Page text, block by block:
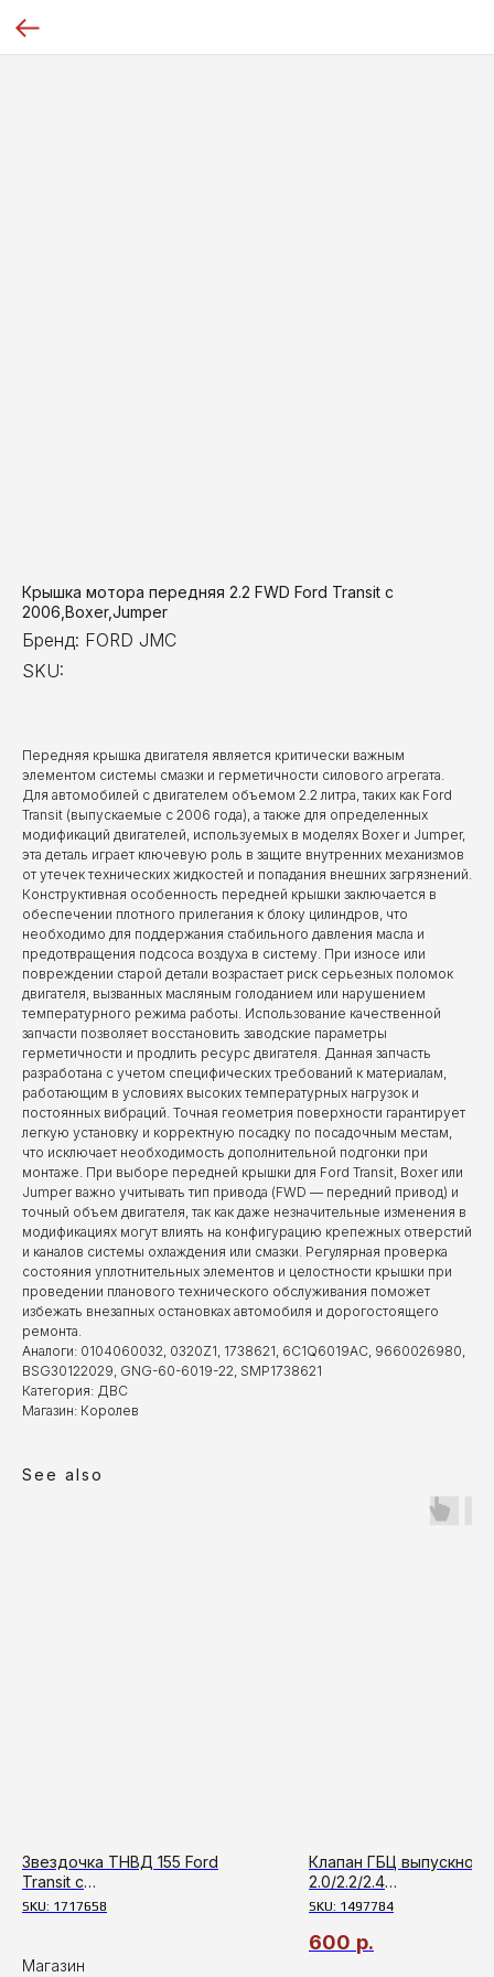
Крышка мотора передняя 2.2 FWD Ford Transit с
2006,Boxer,Jumper
Бренд: FORD JMC
SKU:
Передняя крышка двигателя является критически важным
элементом системы смазки и герметичности силового агрегата.
Для автомобилей с двигателем объемом 2.2 литра, таких как Ford
Transit (выпускаемые с 2006 года), а также для определенных
модификаций двигателей, используемых в моделях Boxer и Jumper,
эта деталь играет ключевую роль в защите внутренних механизмов
от утечек технических жидкостей и попадания внешних загрязнений.
Конструктивная особенность передней крышки заключается в
обеспечении плотного прилегания к блоку цилиндров, что
необходимо для поддержания стабильного давления масла и
предотвращения подсоса воздуха в систему. При износе или
повреждении старой детали возрастает риск серьезных поломок
двигателя, вызванных масляным голоданием или нарушением
температурного режима работы. Использование качественной
запчасти позволяет восстановить заводские параметры
герметичности и продлить ресурс двигателя. Данная запчасть
разработана с учетом специфических требований к материалам,
работающим в условиях высоких температурных нагрузок и
постоянных вибраций. Точная геометрия поверхности гарантирует
легкую установку и корректную посадку по посадочным местам,
что исключает необходимость дополнительной подгонки при
монтаже. При выборе передней крышки для Ford Transit, Boxer или
Jumper важно учитывать тип привода (FWD — передний привод) и
точный объем двигателя, так как даже незначительные изменения в
модификациях могут влиять на конфигурацию крепежных отверстий
и каналов системы охлаждения или смазки. Регулярная проверка
состояния уплотнительных элементов и целостности крышки при
проведении планового технического обслуживания поможет
избежать внезапных остановках автомобиля и дорогостоящего
ремонта.
Аналоги: 0104060032, 0320Z1, 1738621, 6C1Q6019AC, 9660026980,
BSG30122029, GNG-60-6019-22, SMP1738621
Категория: ДВС
Магазин: Королев
See also
Звездочка ТНВД 155 Ford
Transit с
2006г,Boxer,Jumреr,Duсаtо
SKU: 1717658
Магазин
Клапан ГБЦ выпускной
2.0/2.2/2.4
115,140,155/Ducato(250)/
SKU: 1497784
600 р.